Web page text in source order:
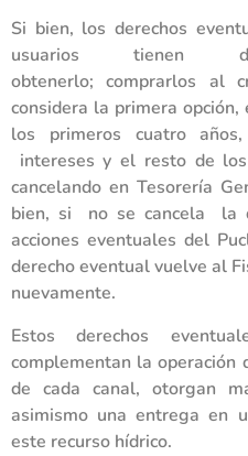
Si bien, los derechos
usuarios tienen
obtenerlo; comprarlos al
considera la primera
los primeros cuatro
intereses y el resto de
cancelando en Tesorería
bien, si no se cancela la
acciones eventuales del
derecho eventual vuelve al
nuevamente.
Estos derechos
complementan la operación
de cada canal, otorgan
asimismo una entrega en
este recurso hídrico.